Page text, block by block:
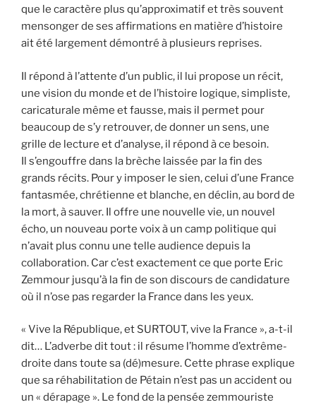
que le caractère plus qu’approximatif et très souvent
mensonger de ses affirmations en matière d’histoire
ait été largement démontré à plusieurs reprises.
Il répond à l’attente d’un public, il lui propose un récit,
une vision du monde et de l’histoire logique, simpliste,
caricaturale même et fausse, mais il permet pour
beaucoup de s’y retrouver, de donner un sens, une
grille de lecture et d’analyse, il répond à ce besoin.
Il s’engouffre dans la brèche laissée par la fin des
grands récits. Pour y imposer le sien, celui d’une France
fantasmée, chrétienne et blanche, en déclin, au bord de
la mort, à sauver. Il offre une nouvelle vie, un nouvel
écho, un nouveau porte voix à un camp politique qui
n’avait plus connu une telle audience depuis la
collaboration. Car c’est exactement ce que porte Eric
Zemmour jusqu’à la fin de son discours de candidature
où il n’ose pas regarder la France dans les yeux.
« Vive la République, et SURTOUT, vive la France », a-t-il
dit… L’adverbe dit tout : il résume l’homme d’extrême-
droite dans toute sa (dé)mesure. Cette phrase explique
que sa réhabilitation de Pétain n’est pas un accident ou
un « dérapage ». Le fond de la pensée zemmouriste